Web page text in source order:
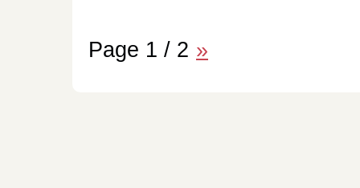
Page 1 / 2 »